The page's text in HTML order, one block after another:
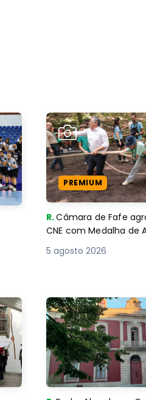
PREMIUM
R.Câmara de Fafe
CNE com Medalha
5 agosto 2026